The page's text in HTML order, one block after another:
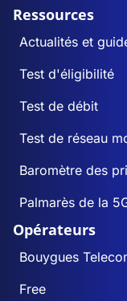
Ressources
Actualités et
Test d'éligibilité
Test de débit
Test de réseau
Baromètre des
Palmarès de la
Opérateurs
Bouygues
Free